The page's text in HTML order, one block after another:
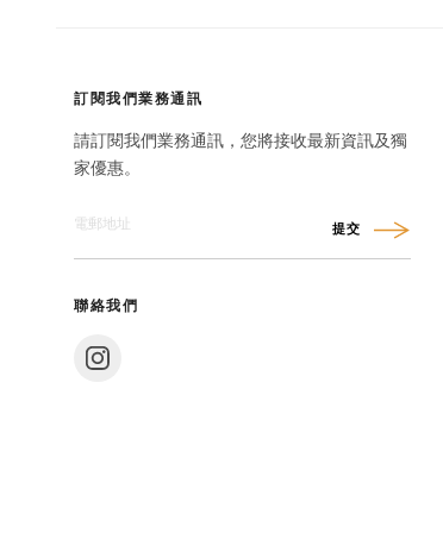
訂閱我們業務通訊
請訂閱我們業務通訊，您將接收最新資訊及獨
家優惠。
提交
聯絡我們